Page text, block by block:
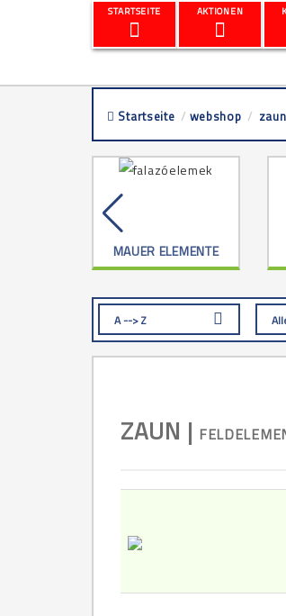
Startseite / webshop / zaun
STARTSEITE AKTIONEN
MAUER ELEMENTE
A --> Z
ZAUN |